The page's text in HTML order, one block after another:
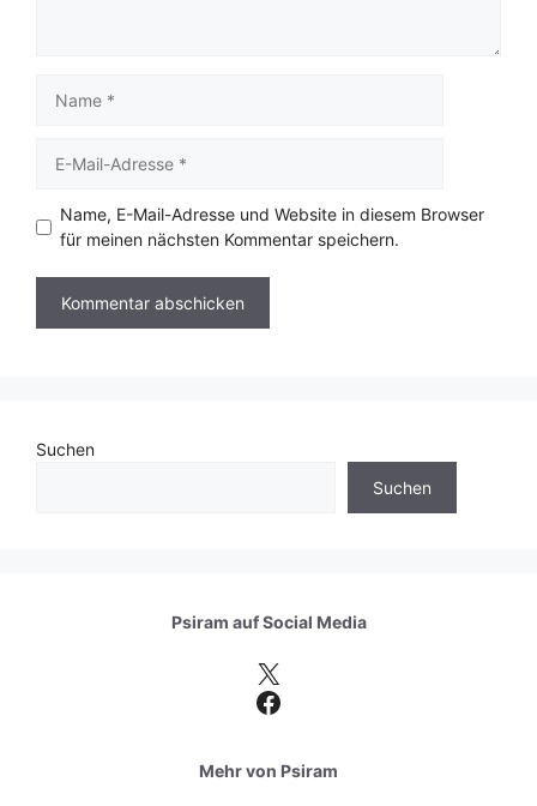
Mail-
Name, E-Mail-Adresse und Website in diesem Browser
für meinen nächsten Kommentar speichern.
Suchen
Suchen
Psiram aufSocial Media
X
Facebook
Mehr von Psiram